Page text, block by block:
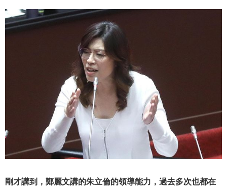
剛才講到，鄭麗文講的朱立倫的領導能力，過去多次也都在